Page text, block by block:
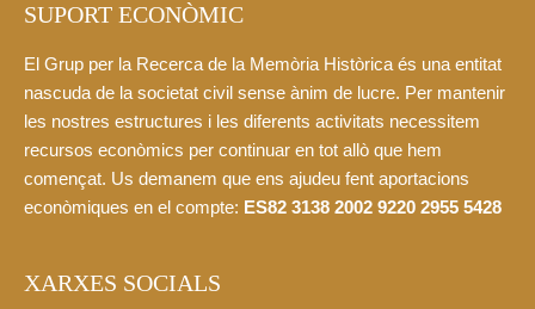
SUPORT ECONÒMIC
El Grup per la Recerca de la Memòria Històrica és una entitat
nascuda de la societat civil sense ànim de lucre. Per mantenir
les nostres estructures i les diferents activitats necessitem
recursos econòmics per continuar en tot allò que hem
començat. Us demanem que ens ajudeu fent aportacions
econòmiques en el compte: ES82 3138 2002 9220 2955 5428
XARXES SOCIALS